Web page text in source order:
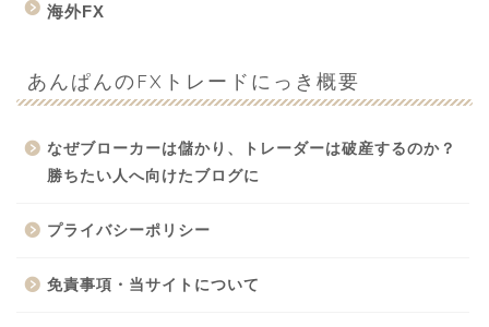
海外FX
あんぱんのFXトレードにっき概要
なぜブローカーは儲かり、トレーダーは破産するのか？
勝ちたい人へ向けたブログに
プライバシーポリシー
免責事項・当サイトについて